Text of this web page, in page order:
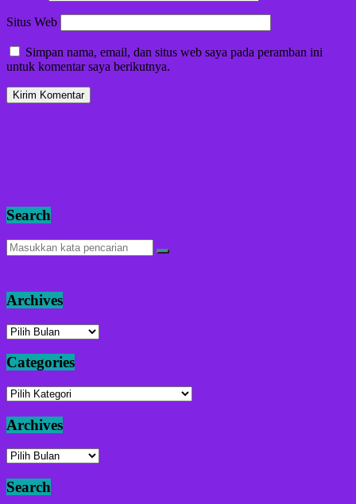
Situs Web
Simpan nama, email, dan situs web saya pada peramban ini
untuk komentar saya berikutnya.
Search
Archives
Archives
Categories
Categories
Archives
Archives
Search